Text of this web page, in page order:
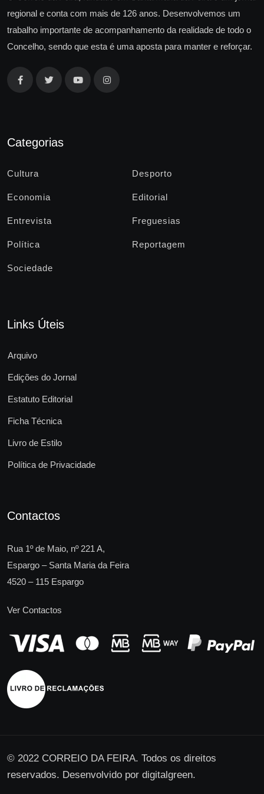
regional e conta com mais de 126 anos. Desenvolvemos um
trabalho importante de acompanhamento da realidade de todo o
Concelho, sendo que esta é uma aposta para manter e reforçar.
Categorias
Cultura Desporto
Economia Editorial
Entrevista Freguesias
Política Reportagem
Sociedade
Links Úteis
Arquivo
Edições do Jornal
Estatuto Editorial
Ficha Técnica
Livro de Estilo
Política de Privacidade
Contactos
Rua 1º de Maio, nº 221 A,
Espargo – Santa Maria da Feira
4520 – 115 Espargo
Ver Contactos
© 2022 CORREIO DA FEIRA. Todos os direitos
reservados. Desenvolvido por digitalgreen.